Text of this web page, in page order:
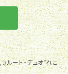
ルート・デュオ”れこ